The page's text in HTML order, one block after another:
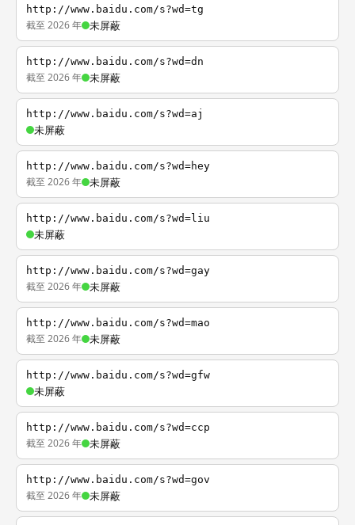
http://www.baidu.com/s?wd=tg
截至 2026 年 未屏蔽
http://www.baidu.com/s?wd=dn
截至 2026 年 未屏蔽
http://www.baidu.com/s?wd=aj
未屏蔽
http://www.baidu.com/s?wd=hey
截至 2026 年 未屏蔽
http://www.baidu.com/s?wd=liu
未屏蔽
http://www.baidu.com/s?wd=gay
截至 2026 年 未屏蔽
http://www.baidu.com/s?wd=mao
截至 2026 年 未屏蔽
http://www.baidu.com/s?wd=gfw
未屏蔽
http://www.baidu.com/s?wd=ccp
截至 2026 年 未屏蔽
http://www.baidu.com/s?wd=gov
截至 2026 年 未屏蔽